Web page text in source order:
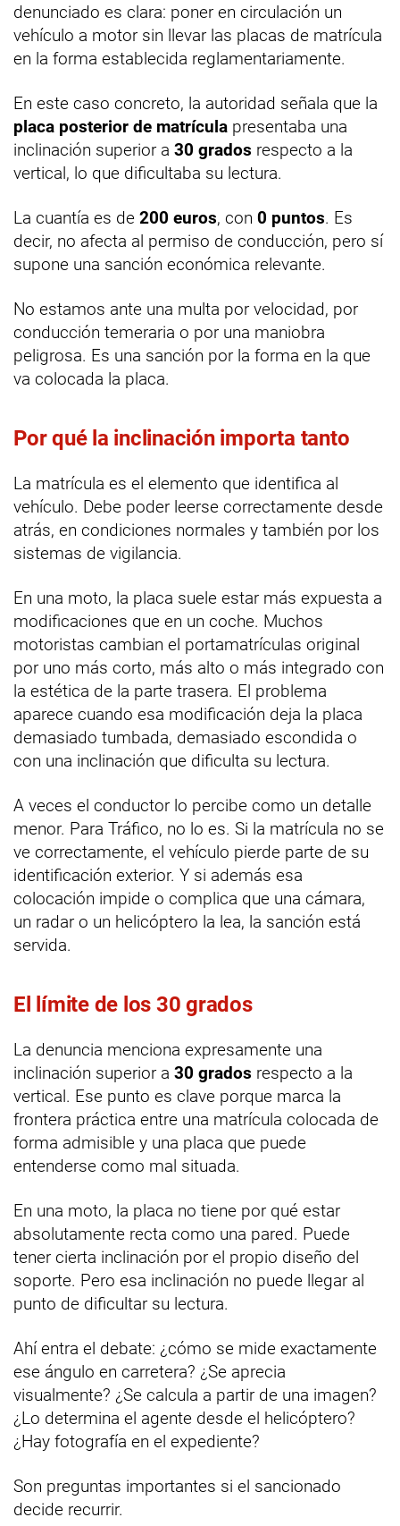
denunciado es clara: poner en circulación un
vehículo a motor sin llevar las placas de matrícula
en la forma establecida reglamentariamente.
En este caso concreto, la autoridad señala que la
placa posterior de matrícula presentaba una
inclinación superior a 30 grados respecto a la
vertical, lo que dificultaba su lectura.
La cuantía es de 200 euros, con 0 puntos. Es
decir, no afecta al permiso de conducción, pero sí
supone una sanción económica relevante.
No estamos ante una multa por velocidad, por
conducción temeraria o por una maniobra
peligrosa. Es una sanción por la forma en la que
va colocada la placa.
Por qué la inclinación importa tanto
La matrícula es el elemento que identifica al
vehículo. Debe poder leerse correctamente desde
atrás, en condiciones normales y también por los
sistemas de vigilancia.
En una moto, la placa suele estar más expuesta a
modificaciones que en un coche. Muchos
motoristas cambian el portamatrículas original
por uno más corto, más alto o más integrado con
la estética de la parte trasera. El problema
aparece cuando esa modificación deja la placa
demasiado tumbada, demasiado escondida o
con una inclinación que dificulta su lectura.
A veces el conductor lo percibe como un detalle
menor. Para Tráfico, no lo es. Si la matrícula no se
ve correctamente, el vehículo pierde parte de su
identificación exterior. Y si además esa
colocación impide o complica que una cámara,
un radar o un helicóptero la lea, la sanción está
servida.
El límite de los 30 grados
La denuncia menciona expresamente una
inclinación superior a 30 grados respecto a la
vertical. Ese punto es clave porque marca la
frontera práctica entre una matrícula colocada de
forma admisible y una placa que puede
entenderse como mal situada.
En una moto, la placa no tiene por qué estar
absolutamente recta como una pared. Puede
tener cierta inclinación por el propio diseño del
soporte. Pero esa inclinación no puede llegar al
punto de dificultar su lectura.
Ahí entra el debate: ¿cómo se mide exactamente
ese ángulo en carretera? ¿Se aprecia
visualmente? ¿Se calcula a partir de una imagen?
¿Lo determina el agente desde el helicóptero?
¿Hay fotografía en el expediente?
Son preguntas importantes si el sancionado
decide recurrir.